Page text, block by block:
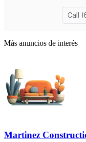
Más anuncios de interés
Martinez